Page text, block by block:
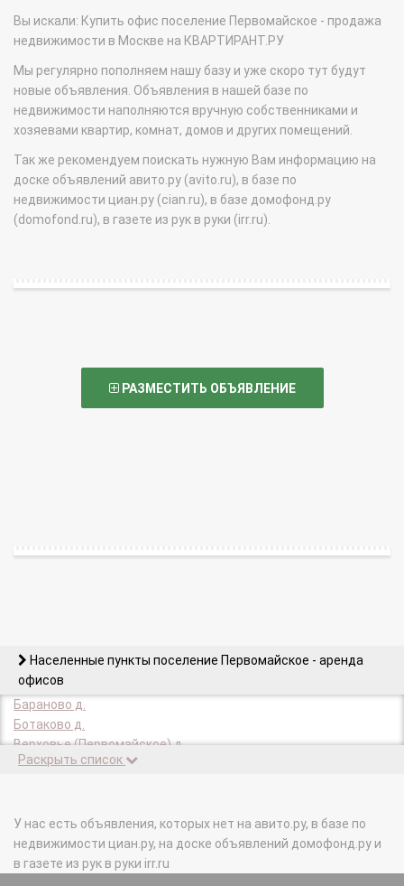
Вы искали: Купить офис поселение Первомайское - продажа
недвижимости в Москве на КВАРТИРАНТ.РУ
Мы регулярно пополняем нашу базу и уже скоро тут будут
новые объявления. Объявления в нашей базе по
недвижимости наполняются вручную собственниками и
хозяевами квартир, комнат, домов и других помещений.
Так же рекомендуем поискать нужную Вам информацию на
доске объявлений авито.ру (avito.ru), в базе по
недвижимости циан.ру (cian.ru), в базе домофонд.ру
(domofond.ru), в газете из рук в руки (irr.ru).
РАЗМЕСТИТЬ ОБЪЯВЛЕНИЕ
Населенные пункты поселение Первомайское - аренда
офисов
Бараново д.
Ботаково д.
Верховье (Первомайское) д.
Горчаково д.
Жуковка д.
Заречный п.
Ивановское д.
Раскрыть список
У нас есть объявления, которых нет на авито.ру, в базе по
недвижимости циан.ру, на доске объявлений домофонд.ру и
в газете из рук в руки irr.ru